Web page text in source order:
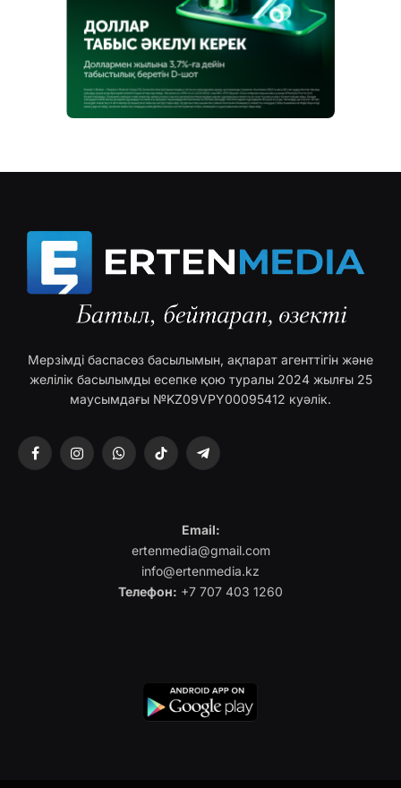
Мерзімді баспасөз басылымын, ақпарат агенттігін және
желілік басылымды есепке қою туралы 2024 жылғы 25
маусымдағы №KZ09VPY00095412 куәлік.
FacebookInstagramWhatsAppTikTok Telegram
Email:
ertenmedia@gmail.com
info@ertenmedia.kz
Телефон: +7 707 403 1260